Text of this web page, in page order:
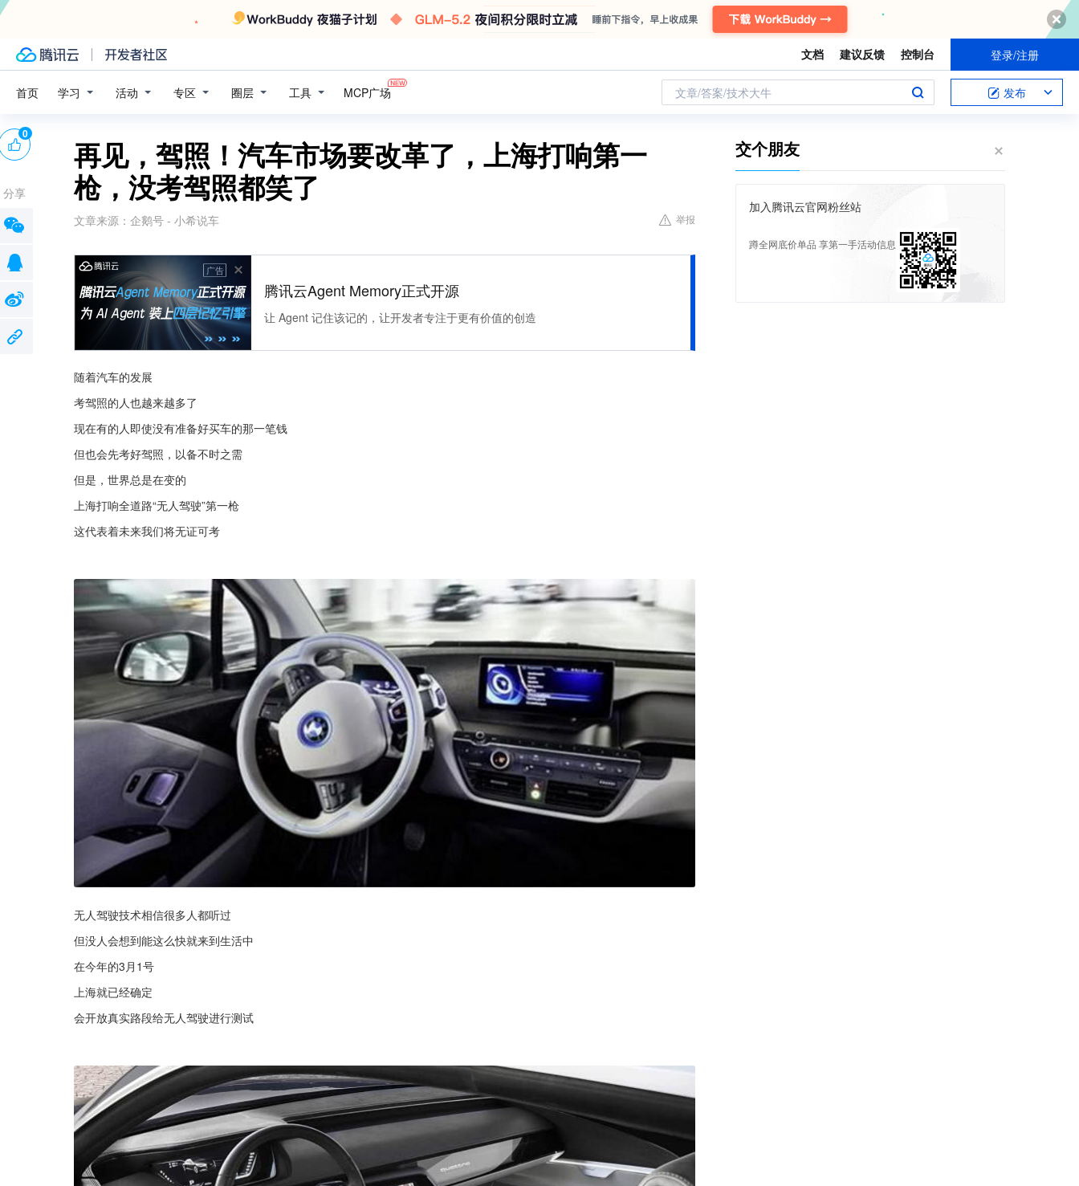
文档 建议反馈 控制台 登录/注册
首页 学习 活动 专区 圈层 工具 MCP广场 文章/答案/技术大牛 发布
再见，驾照！汽车市场要改革了，上海打响第一
枪，没考驾照都笑了
文章来源： 企鹅号 - 小希说车 举报
广告
腾讯云Agent Memory正式开源
让 Agent 记住该记的，让开发者专注于更有价值的创造
随着汽车的发展
考驾照的人也越来越多了
现在有的人即使没有准备好买车的那一笔钱
但也会先考好驾照，以备不时之需
但是，世界总是在变的
上海打响全道路“无人驾驶”第一枪
这代表着未来我们将无证可考
无人驾驶技术相信很多人都听过
但没人会想到能这么快就来到生活中
在今年的3月1号
上海就已经确定
会开放真实路段给无人驾驶进行测试
0
分享
交个朋友
加入腾讯云官网粉丝站
蹲全网底价单品 享第一手活动信息